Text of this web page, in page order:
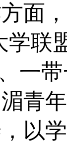
面
学联
一
青
以